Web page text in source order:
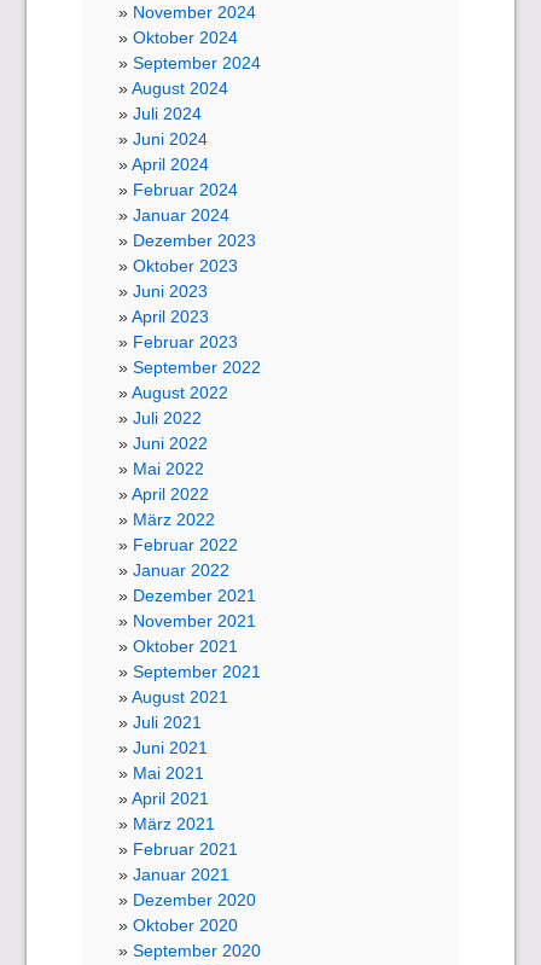
November 2024
Oktober 2024
September 2024
August 2024
Juli 2024
Juni 2024
April 2024
Februar 2024
Januar 2024
Dezember 2023
Oktober 2023
Juni 2023
April 2023
Februar 2023
September 2022
August 2022
Juli 2022
Juni 2022
Mai 2022
April 2022
März 2022
Februar 2022
Januar 2022
Dezember 2021
November 2021
Oktober 2021
September 2021
August 2021
Juli 2021
Juni 2021
Mai 2021
April 2021
März 2021
Februar 2021
Januar 2021
Dezember 2020
Oktober 2020
September 2020